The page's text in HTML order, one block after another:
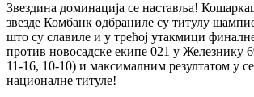
Звездина доминација се наставља!
звезде Комбанк одбраниле су титулу
што су славиле и у трећој утакмици
против новосадске екипе 021 у Железнику
11-16, 10-10) и максималним резултатом у
националне титуле!